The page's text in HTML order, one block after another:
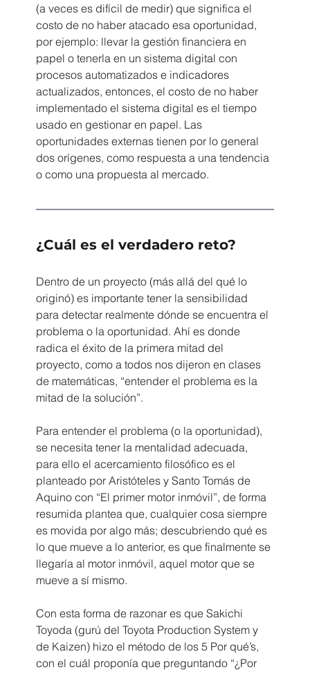
(a veces es difícil de medir) que significa el
costo de no haber atacado esa oportunidad,
por ejemplo: llevar la gestión financiera en
papel o tenerla en un sistema digital con
procesos automatizados e indicadores
actualizados, entonces, el costo de no haber
implementado el sistema digital es el tiempo
usado en gestionar en papel. Las
oportunidades externas tienen por lo general
dos orígenes, como respuesta a una tendencia
o como una propuesta al mercado.
¿Cuál es el verdadero reto?
Dentro de un proyecto (más allá del qué lo
originó) es importante tener la sensibilidad
para detectar realmente dónde se encuentra el
problema o la oportunidad. Ahí es donde
radica el éxito de la primera mitad del
proyecto, como a todos nos dijeron en clases
de matemáticas, “entender el problema es la
mitad de la solución”.
Para entender el problema (o la oportunidad),
se necesita tener la mentalidad adecuada,
para ello el acercamiento filosófico es el
planteado por Aristóteles y Santo Tomás de
Aquino con “El primer motor inmóvil”, de forma
resumida plantea que, cualquier cosa siempre
es movida por algo más; descubriendo qué es
lo que mueve a lo anterior, es que finalmente se
llegaría al motor inmóvil, aquel motor que se
mueve a sí mismo.
Con esta forma de razonar es que Sakichi
Toyoda (gurú del Toyota Production System y
de Kaizen) hizo el método de los 5 Por qué’s,
con el cuál proponía que preguntando “¿Por